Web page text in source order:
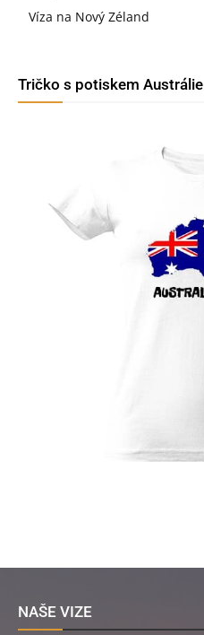
Víza na Nový Zéland
Tričko s potiskem Austrálie
NAŠE VIZE